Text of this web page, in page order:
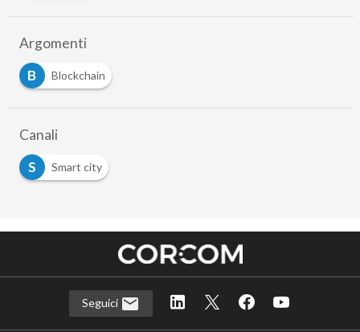
Argomenti
B
Blockchain
Canali
S
Smart city
Seguici